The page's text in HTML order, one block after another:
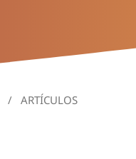
/ ARTÍCULOS